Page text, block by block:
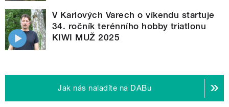
V Karlových Varech o víkendu startuje
34. ročník terénního hobby triatlonu
KIWI MUŽ 2025
Jak nás naladíte na DABu